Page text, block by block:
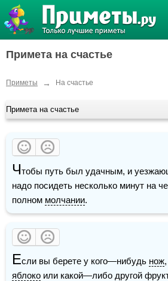
Примета на счастье
Приметы → На счастье
Примета на счастье
Чтобы путь был удачным, и
надо посидеть несколько минут на
полном молчании.
Если вы берете у кого—нибудь нож
яблоко или какой—либо другой